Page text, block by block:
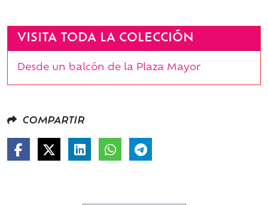
VISITA TODA LA COLECCIÓN
Desde un balcón de la Plaza Mayor
COMPARTIR